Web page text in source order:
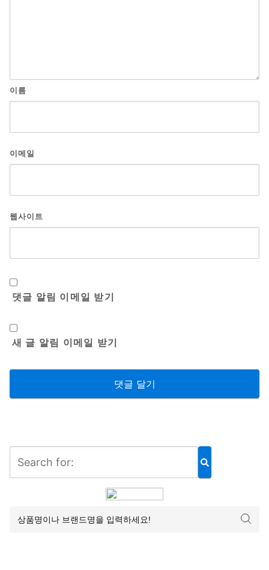
이름
이메일
웹사이트
댓글 알림 이메일 받기
새 글 알림 이메일 받기